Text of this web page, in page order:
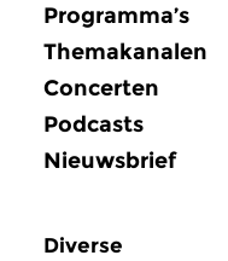
Programma’s
Themakanalen
Concerten
Podcasts
Nieuwsbrief
Diverse